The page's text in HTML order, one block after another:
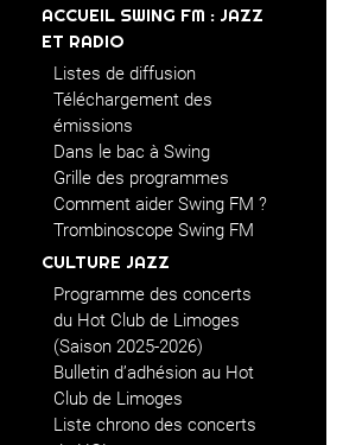
ACCUEIL SWING FM : JAZZ
ET RADIO
Listes de diffusion
Téléchargement des
émissions
Dans le bac à Swing
Grille des programmes
Comment aider Swing FM ?
Trombinoscope Swing FM
CULTURE JAZZ
Programme des concerts
du Hot Club de Limoges
(Saison 2025-2026)
Bulletin d’adhésion au Hot
Club de Limoges
Liste chrono des concerts